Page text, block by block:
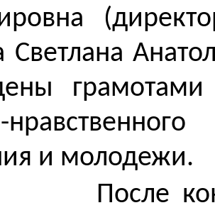
Светлана
и молодежи.
После